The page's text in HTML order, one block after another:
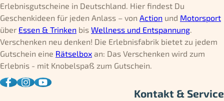
Erlebnisgutscheine in Deutschland. Hier findest Du
Geschenkideen für jeden Anlass – von Action und Motorsport
über Essen & Trinken bis Wellness und Entspannung.
Verschenken neu denken! Die Erlebnisfabrik bietet zu jedem
Gutschein eine Rätselbox an: Das Verschenken wird zum
Erlebnis - mit Knobelspaß zum Gutschein.
Kontakt & Service